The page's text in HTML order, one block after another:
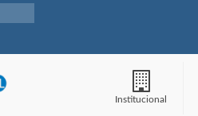
Institucional